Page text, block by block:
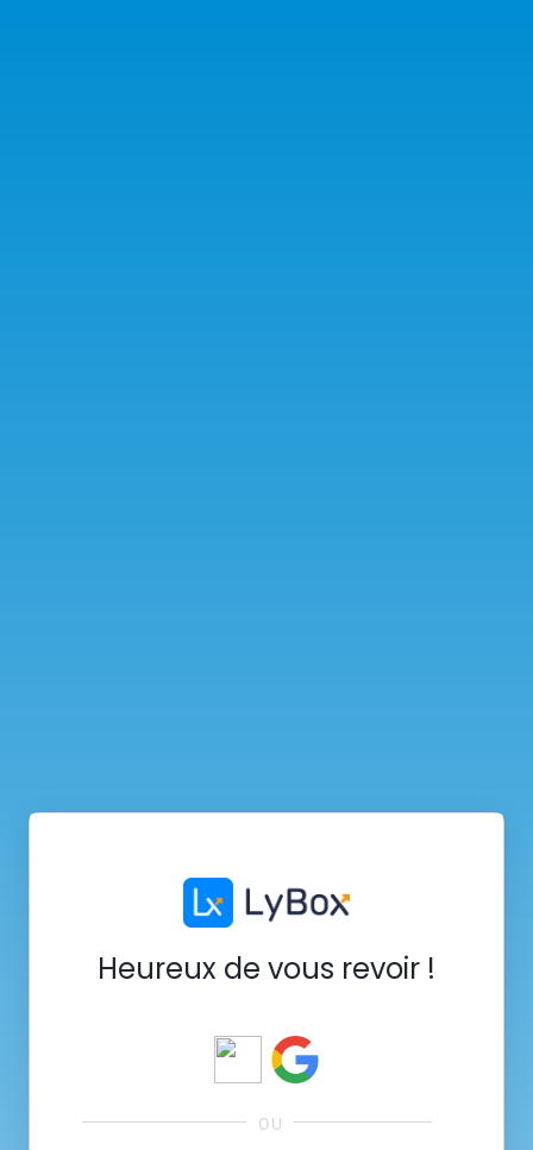
Heureux de vous revoir !